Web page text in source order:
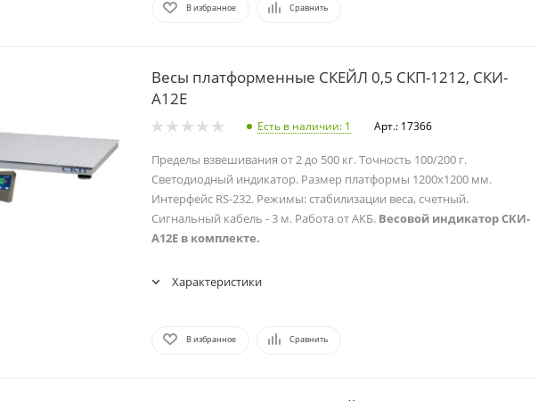
В избранное Сравнить
Весы платформенные СКЕЙЛ 0,5 СКП-1212, СКИ-
А12Е
Есть в наличии: 1 Арт.: 17366
Пределы взвешивания от 2 до 500 кг. Точность 100/200 г.
Светодиодный индикатор. Размер платформы 1200х1200 мм.
Интерфейс RS-232. Режимы: стабилизации веса, счетный.
Сигнальный кабель - 3 м. Работа от АКБ. Весовой индикатор СКИ-
А12Е в комплекте.
Характеристики
В избранное Сравнить